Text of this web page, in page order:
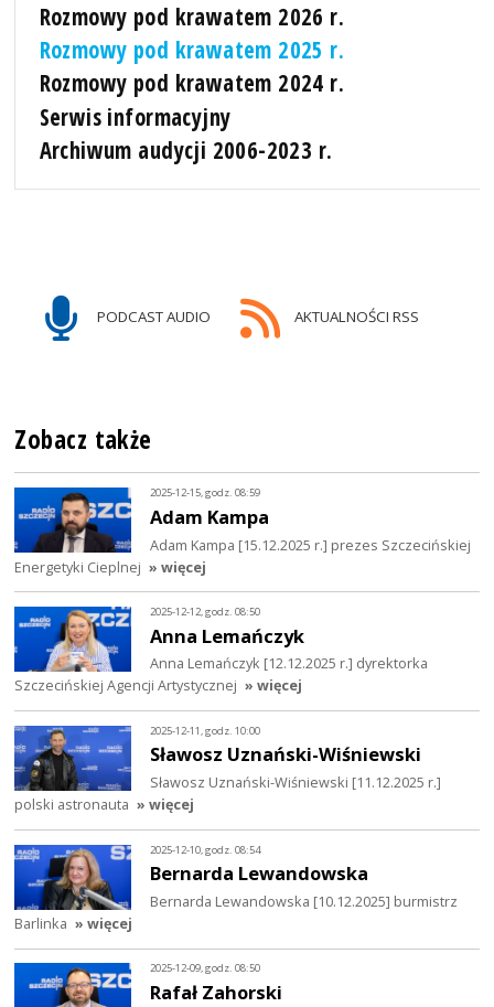
Rozmowy pod krawatem 2026 r.
Rozmowy pod krawatem 2025 r.
Rozmowy pod krawatem 2024 r.
Serwis informacyjny
Archiwum audycji 2006-2023 r.
PODCAST AUDIO AKTUALNOŚCI RSS
Zobacz także
2025-12-15, godz. 08:59
Adam Kampa
Adam Kampa [15.12.2025 r.] prezes Szczecińskiej
Energetyki Cieplnej » więcej
2025-12-12, godz. 08:50
Anna Lemańczyk
Anna Lemańczyk [12.12.2025 r.] dyrektorka
Szczecińskiej Agencji Artystycznej » więcej
2025-12-11, godz. 10:00
Sławosz Uznański-Wiśniewski
Sławosz Uznański-Wiśniewski [11.12.2025 r.]
polski astronauta » więcej
2025-12-10, godz. 08:54
Bernarda Lewandowska
Bernarda Lewandowska [10.12.2025] burmistrz
Barlinka » więcej
2025-12-09, godz. 08:50
Rafał Zahorski